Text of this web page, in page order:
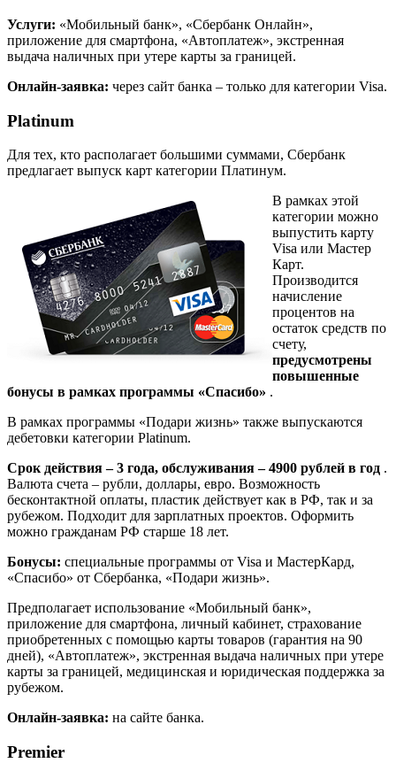
Услуги: «Мобильный банк», «Сбербанк Онлайн»,
приложение для смартфона, «Автоплатеж», экстренная
выдача наличных при утере карты за границей.
Онлайн-заявка: через сайт банка – только для категории Visa.
Platinum
Для тех, кто располагает большими суммами, Сбербанк
предлагает выпуск карт категории Платинум.
В рамках этой
категории можно
выпустить карту
Visa или Мастер
Карт.
Производится
начисление
процентов на
остаток средств по
счету,
предусмотрены
повышенные
бонусы в рамках программы «Спасибо» .
В рамках программы «Подари жизнь» также выпускаются
дебетовки категории Platinum.
Срок действия – 3 года, обслуживания – 4900 рублей в год .
Валюта счета – рубли, доллары, евро. Возможность
бесконтактной оплаты, пластик действует как в РФ, так и за
рубежом. Подходит для зарплатных проектов. Оформить
можно гражданам РФ старше 18 лет.
Бонусы: специальные программы от Visa и МастерКард,
«Спасибо» от Сбербанка, «Подари жизнь».
Предполагает использование «Мобильный банк»,
приложение для смартфона, личный кабинет, страхование
приобретенных с помощью карты товаров (гарантия на 90
дней), «Автоплатеж», экстренная выдача наличных при утере
карты за границей, медицинская и юридическая поддержка за
рубежом.
Онлайн-заявка: на сайте банка.
Premier